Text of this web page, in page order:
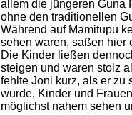
allem die jüngeren Guna
ohne den traditionellen
Während auf Mamitupu
sehen waren, saßen hier
Die Kinder ließen
steigen und waren stolz
fehlte Joni kurz, als er zu
wurde, Kinder und
möglichst nahem sehen